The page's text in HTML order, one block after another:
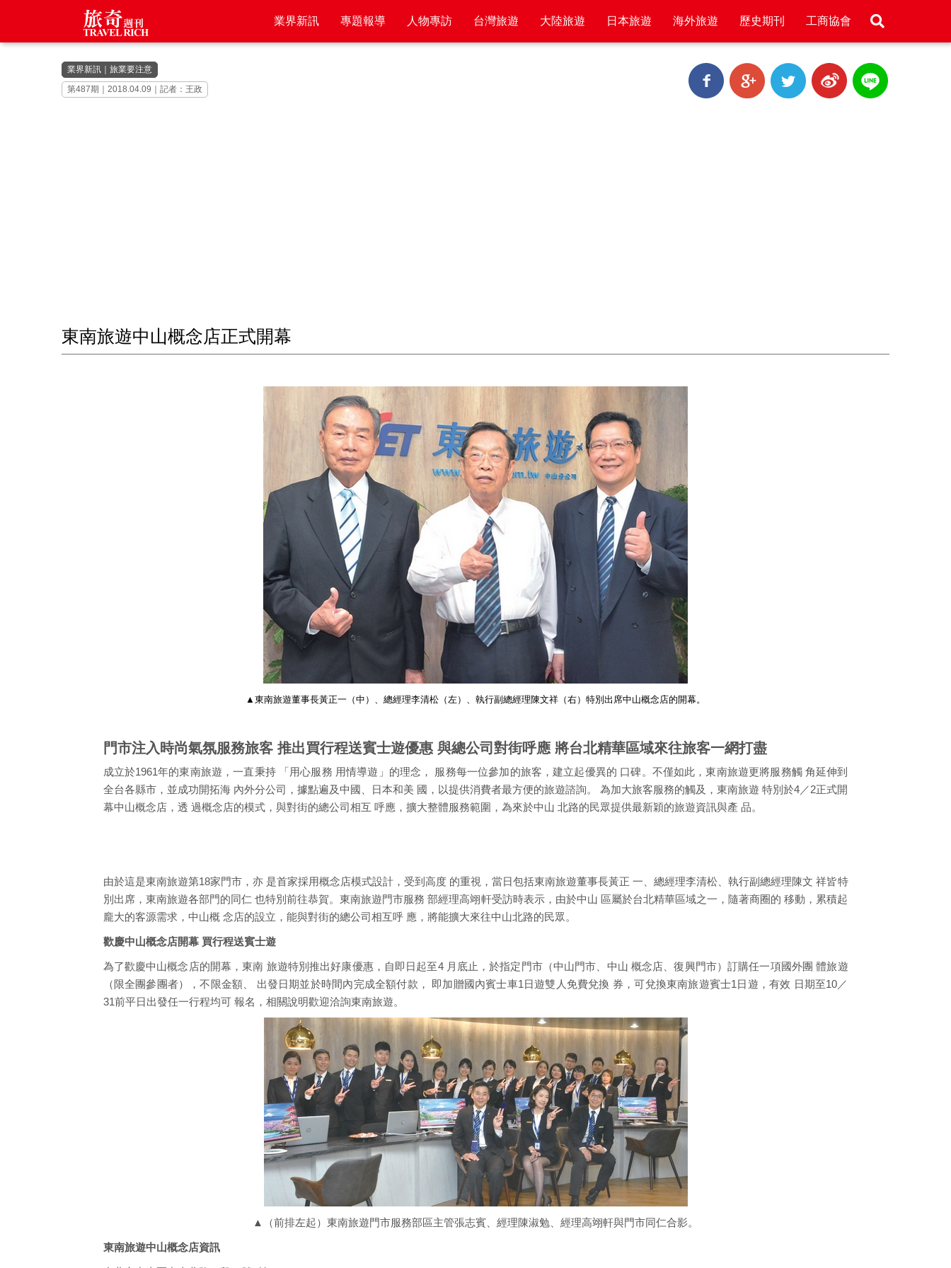
業界新訊 專題報導 人物專訪 台灣旅遊 大陸旅遊 日本旅遊 海外旅遊 歷史期刊 工商協會
業界新訊
旅業要注意
第487期｜2018.04.09｜記者：王政
東南旅遊中山概念店正式開幕
▲東南旅遊董事長黃正一（中）、總經理李清松（左）、執行副總經理陳文祥（右）特別出席中山概念店的開幕。
門市注入時尚氣氛服務旅客 推出買行程送賓士遊優惠 與總公司對街呼應 將台北精華區域來往旅客一網打盡
成立於1961年的東南旅遊，一直秉持 「用心服務 用情導遊」的理念， 服務每一位參加的旅客，建立起優異的 口碑。不僅如此，東南旅遊更將服務觸 角延伸到
全台各縣市，並成功開拓海 內外分公司，據點遍及中國、日本和美 國，以提供消費者最方便的旅遊諮詢。 為加大旅客服務的觸及，東南旅遊 特別於4／2正式開
幕中山概念店，透 過概念店的模式，與對街的總公司相互 呼應，擴大整體服務範圍，為來於中山 北路的民眾提供最新穎的旅遊資訊與產 品。
由於這是東南旅遊第18家門市，亦 是首家採用概念店模式設計，受到高度 的重視，當日包括東南旅遊董事長黃正 一、總經理李清松、執行副總經理陳文 祥皆特
別出席，東南旅遊各部門的同仁 也特別前往恭賀。東南旅遊門市服務 部經理高翊軒受訪時表示，由於中山 區屬於台北精華區域之一，隨著商圈的 移動，累積起
龐大的客源需求，中山概 念店的設立，能與對街的總公司相互呼 應，將能擴大來往中山北路的民眾。
歡慶中山概念店開幕 買行程送賓士遊
為了歡慶中山概念店的開幕，東南 旅遊特別推出好康優惠，自即日起至4 月底止，於指定門市（中山門市、中山 概念店、復興門市）訂購任一項國外團 體旅遊
（限全團參團者），不限金額、 出發日期並於時間內完成全額付款， 即加贈國內賓士車1日遊雙人免費兌換 券，可兌換東南旅遊賓士1日遊，有效 日期至10／
31前平日出發任一行程均可 報名，相關說明歡迎洽詢東南旅遊。
▲（前排左起）東南旅遊門市服務部區主管張志賓、經理陳淑勉、經理高翊軒與門市同仁合影。
東南旅遊中山概念店資訊